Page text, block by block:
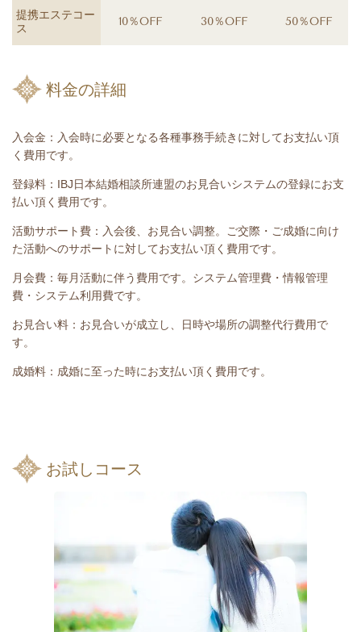
提携エステコー
ス
10％OFF 30％OFF 50％OFF
料金の詳細
入会金：入会時に必要となる各種事務手続きに対してお支払い頂
く費用です。
登録料：IBJ日本結婚相談所連盟のお見合いシステムの登録にお支
払い頂く費用です。
活動サポート費：入会後、お見合い調整。ご交際・ご成婚に向け
た活動へのサポートに対してお支払い頂く費用です。
月会費：毎月活動に伴う費用です。システム管理費・情報管理
費・システム利用費です。
お見合い料：お見合いが成立し、日時や場所の調整代行費用で
す。
成婚料：成婚に至った時にお支払い頂く費用です。
お試しコース